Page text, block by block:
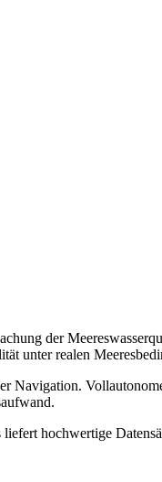
der
unter realen
Navigation.
hochwertige